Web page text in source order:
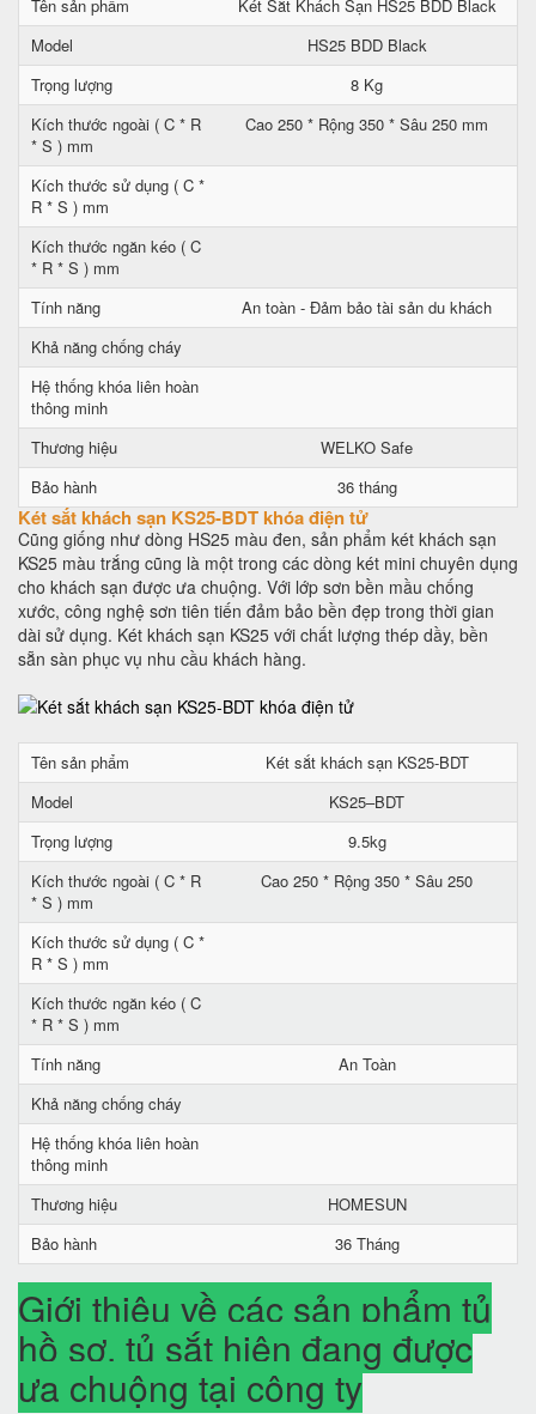
Tên sản phẩm
Két Sắt Khách Sạn HS25 BDD Black
Model
HS25 BDD Black
Trọng lượng
8 Kg
Kích thước ngoài ( C * R
* S ) mm
Cao 250 * Rộng 350 * Sâu 250 mm
Kích thước sử dụng ( C *
R * S ) mm
Kích thước ngăn kéo ( C
* R * S ) mm
Tính năng
An toàn - Đảm bảo tài sản du khách
Khả năng chống cháy
Hệ thống khóa liên hoàn
thông minh
Thương hiệu
WELKO Safe
Bảo hành
36 tháng
Két sắt khách sạn KS25-BDT khóa điện tử
Cũng giống như dòng HS25 màu đen, sản phẩm két khách sạn
KS25 màu trắng cũng là một trong các dòng két mini chuyên dụng
cho khách sạn được ưa chuộng. Với lớp sơn bền mầu chống
xước, công nghệ sơn tiên tiến đảm bảo bền đẹp trong thời gian
dài sử dụng. Két khách sạn KS25 với chất lượng thép dầy, bền
sẵn sàn phục vụ nhu cầu khách hàng.
Tên sản phẩm
Két sắt khách sạn KS25-BDT
Model
KS25–BDT
Trọng lượng
9.5kg
Kích thước ngoài ( C * R
* S ) mm
Cao 250 * Rộng 350 * Sâu 250
Kích thước sử dụng ( C *
R * S ) mm
Kích thước ngăn kéo ( C
* R * S ) mm
Tính năng
An Toàn
Khả năng chống cháy
Hệ thống khóa liên hoàn
thông minh
Thương hiệu
HOMESUN
Bảo hành
36 Tháng
Giới thiệu về các sản phẩm tủ
hồ sơ, tủ sắt hiện đang được
ưa chuộng tại công ty